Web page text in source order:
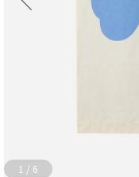
1 / 6